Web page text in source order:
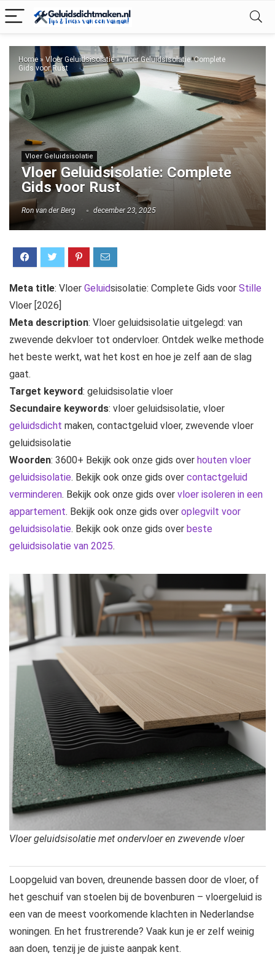
Home » Vloer Geluidsisolatie»Vloer Geluidsisolatie: Complete
Gids voor Rust
Vloer Geluidsisolatie
Vloer Geluidsisolatie: Complete
Gids voor Rust
Ron van der Berg december 23, 2025
Meta title: Vloer Geluidsisolatie: Complete Gids voor Stille
Vloer [2026]
Meta description: Vloer geluidsisolatie uitgelegd: van
zwevende dekvloer tot ondervloer. Ontdek welke methode
het beste werkt, wat het kost en hoe je zelf aan de slag
gaat.
Target keyword: geluidsisolatie vloer
Secundaire keywords: vloer geluidsisolatie, vloer
geluidsdicht maken, contactgeluid vloer, zwevende vloer
geluidsisolatie
Woorden: 3600+ Bekijk ook onze gids over houten vloer
geluidsisolatie. Bekijk ook onze gids over contactgeluid
verminderen. Bekijk ook onze gids over vloer isoleren in een
appartement. Bekijk ook onze gids over oplegvilt voor
geluidsisolatie. Bekijk ook onze gids over beste
geluidsisolatie van 2025.
Vloer geluidsisolatie met ondervloer en zwevende vloer
Loopgeluid van boven, dreunende bassen door de vloer, of
het geschuif van stoelen bij de bovenburen – vloergeluid is
een van de meest voorkomende klachten in Nederlandse
woningen. En het frustrerende? Vaak kun je er zelf weinig
aan doen, tenzij je de juiste aanpak kent.